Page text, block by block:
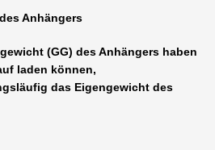
Anhängers
(GG) des Anhängers haben
laden können,
das Eigengewicht des